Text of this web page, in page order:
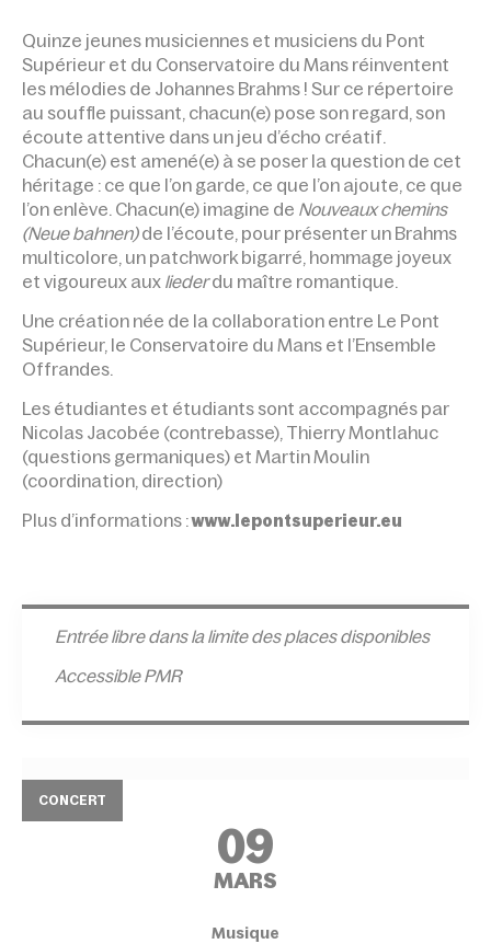
Quinze jeunes musiciennes et musiciens du Pont
Supérieur et du Conservatoire du Mans réinventent
les mélodies de Johannes Brahms ! Sur ce répertoire
au souffle puissant, chacun(e) pose son regard, son
écoute attentive dans un jeu d’écho créatif.
Chacun(e) est amené(e) à se poser la question de cet
héritage : ce que l’on garde, ce que l’on ajoute, ce que
l’on enlève. Chacun(e) imagine de Nouveaux chemins
(Neue bahnen)de l’écoute, pour présenter un Brahms
multicolore, un patchwork bigarré, hommage joyeux
et vigoureux aux liederdu maître romantique.
Une création née de la collaboration entre Le Pont
Supérieur, le Conservatoire du Mans et l’Ensemble
Offrandes.
Les étudiantes et étudiants sont accompagnés par
Nicolas Jacobée (contrebasse), Thierry Montlahuc
(questions germaniques) et Martin Moulin
(coordination, direction)
Plus d’informations :www.lepontsuperieur.eu
Entrée libre dans la limite des places disponibles
Accessible PMR
CONCERT
09
MARS
Musique